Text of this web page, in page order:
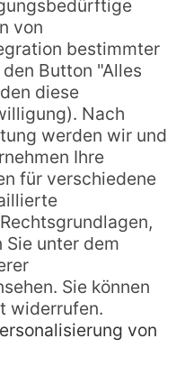
Atem rauben,
oder wegen der
Harmonie
und Ruhe. Die
der
genau so ein
Sand und das